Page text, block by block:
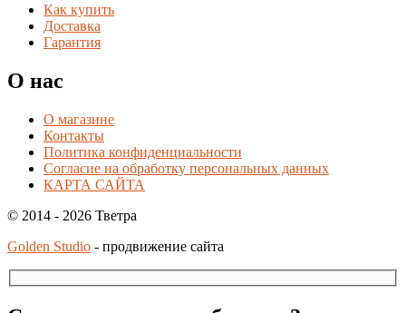
Как купить
Доставка
Гарантия
О нас
О магазине
Контакты
Политика конфиденциальности
Согласие на обработку персональных данных
КАРТА САЙТА
© 2014 - 2026 Тветра
Golden Studio - продвижение сайта